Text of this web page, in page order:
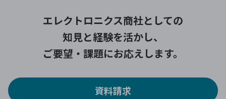
エレクトロニクス商社としての
知見と経験を活かし、
ご要望・課題にお応えします。
資料請求